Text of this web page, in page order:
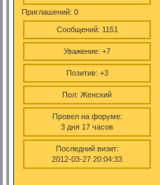
Приглашений: 0
Сообщений: 1151
Уважение: +7
Позитив: +3
Пол: Женский
Провел на форуме:
3 дня 17 часов
Последний визит:
2012-03-27 20:04:33